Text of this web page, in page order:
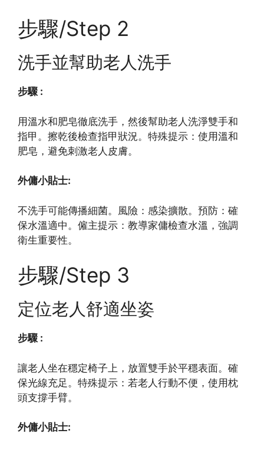
步驟/Step 2
洗手並幫助老人洗手
步驟 :
用溫水和肥皂徹底洗手，然後幫助老人洗淨雙手和
指甲。擦乾後檢查指甲狀況。特殊提示：使用溫和
肥皂，避免刺激老人皮膚。
外傭小貼士:
不洗手可能傳播細菌。風險：感染擴散。預防：確
保水溫適中。僱主提示：教導家傭檢查水溫，強調
衛生重要性。
步驟/Step 3
定位老人舒適坐姿
步驟 :
讓老人坐在穩定椅子上，放置雙手於平穩表面。確
保光線充足。特殊提示：若老人行動不便，使用枕
頭支撐手臂。
外傭小貼士: